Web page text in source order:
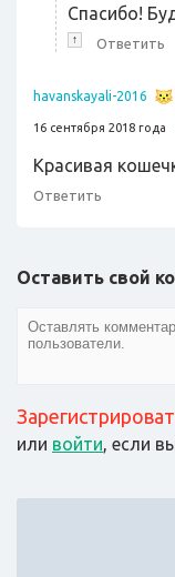
Спасибо!
↑ Ответить
havanskayali-2016
16 сентября 2018 года
Красивая
Ответить
Оставить свой
или войти, если